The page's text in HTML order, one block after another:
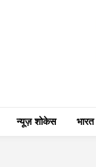
न्यूज़ शोकेस भारत